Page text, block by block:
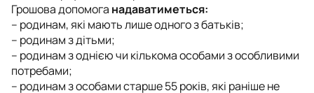
Грошова допомога надаватиметься:
– родинам, які мають лише одного з батьків;
– родинам з дітьми;
– родинам з однією чи кількома особами з особливими
потребами;
– родинам з особами старше 55 років, які раніше не